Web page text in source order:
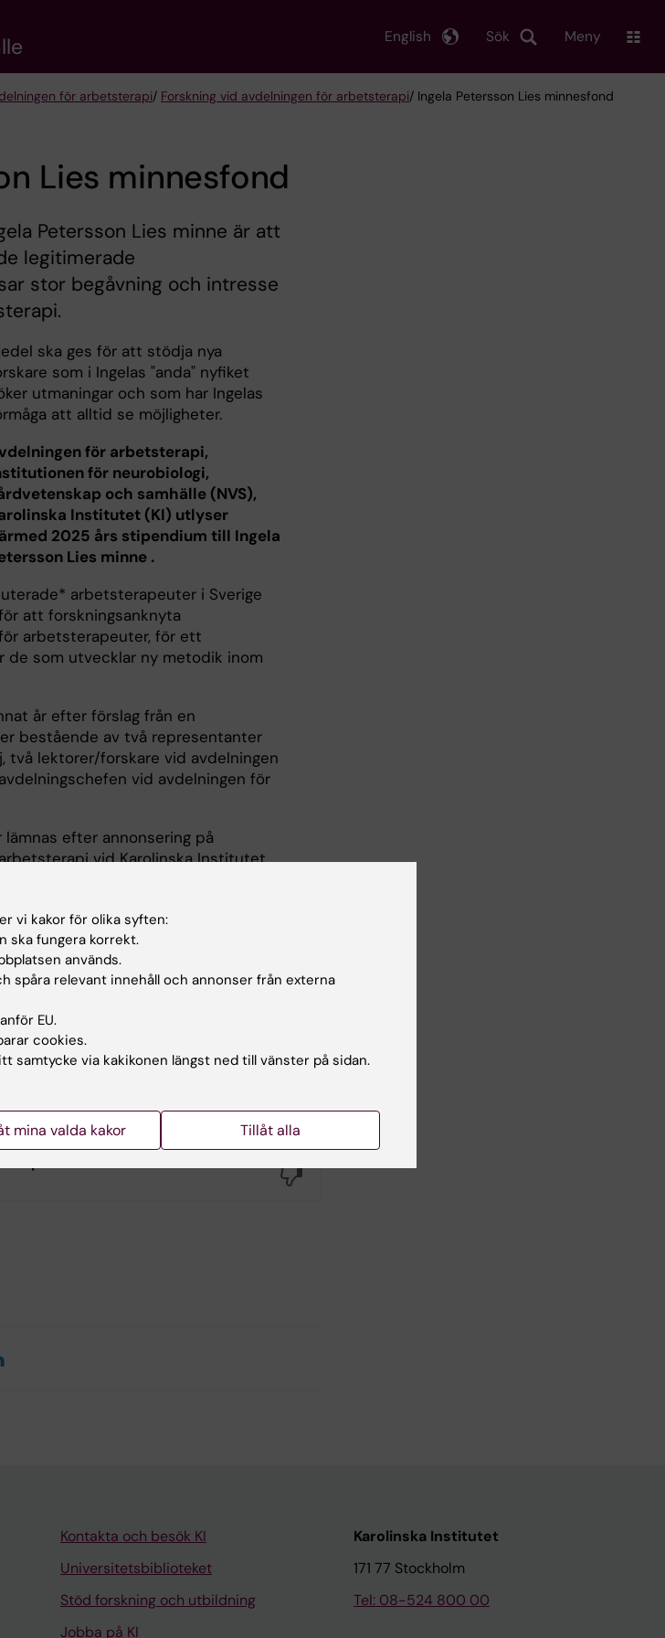
Sök
English Meny
för arbetsterapi/ Forskning vid avdelningen för arbetsterapi/ Ingela Petersson Lies minnesfond
Lies minnesfond
Petersson Lies minne är att
legitimerade
stor begåvning och intresse
ska ges för att stödja nya
som i Ingelas "anda" nyfiket
utmaningar och som har Ingelas
att alltid se möjligheter.
för arbetsterapi,
för neurobiologi,
och samhälle (NVS),
Institutet (KI) utlyser
2025 års stipendium till Ingela
Lies minne .​
arbetsterapeuter i Sverige
att forskningsanknyta
arbetsterapeuter, för ett
de som utvecklar ny metodik inom
år efter förslag från en
bestående av två representanter
två lektorer/forskare vid avdelningen
vid avdelningen för
efter annonsering på
vid Karolinska Institutet.
föreläsning i
i separata
ges ut och fonden stängs därefter. I
cancerfonden.
Yes
No
Kontakta och besök KI
Universitetsbiblioteket
Stöd forskning och utbildning
Jobba på KI
Karolinska Institutet
171 77 Stockholm
Tel: 08-524 800 00
vi kakor för olika syften:
ska fungera korrekt.
används.
spåra relevant innehåll och annonser från externa
EU.
cookies.
samtycke via kakikonen längst ned till vänster på sidan.
mina valda kakor Tillåt alla